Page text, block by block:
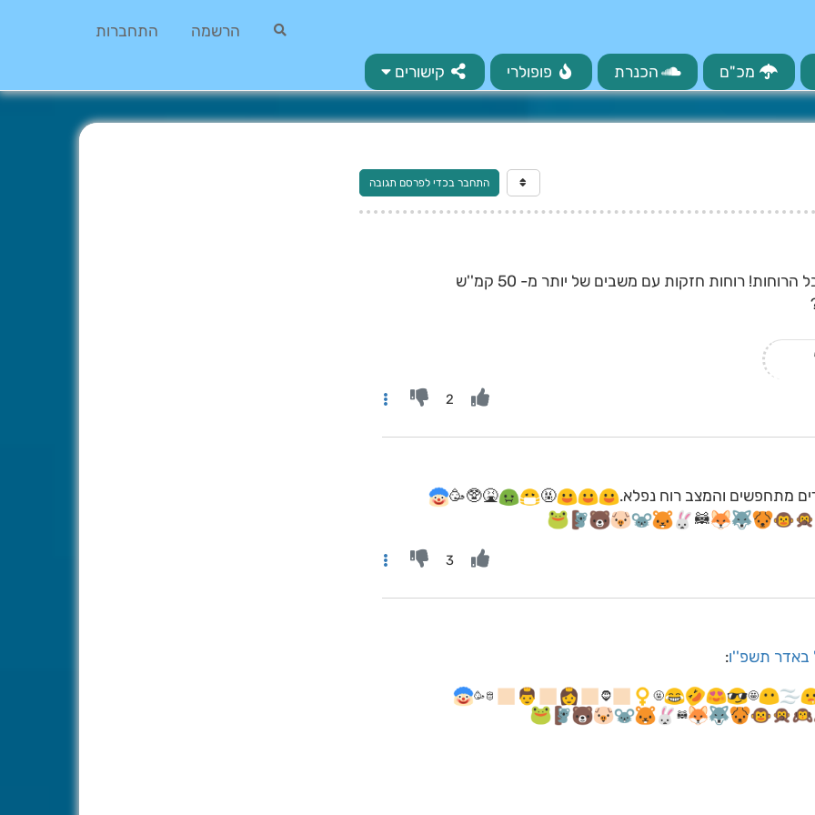
הרשמה התחברות
מכ"ם הכנרת פופולרי קישורים
התחבר בכדי לפרסם תגובה
כאן בבני-ברק מזג האוויר בהיר לגמרי, אבל הרוחות! רוחות חזקות עם משבים של יותר מ- 50 קמ''ש
2
מתחפשים והמצב רוח נפלא. 🤬
🤮🥸🥳
🦝
3
באדר תשפ''ו:
🫅 🧔 ️🤬
🤩
🦝